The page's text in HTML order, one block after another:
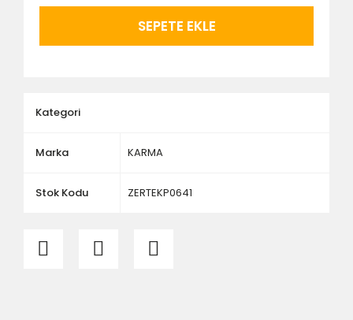
ölçü ve ebat kontrolü yaptırınız.
SEPETE EKLE
Kategori
Marka KARMA
Stok Kodu ZERTEKP0641